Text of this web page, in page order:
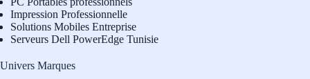
Impression Professionnelle
Solutions Mobiles Entreprise
Serveurs Dell PowerEdge Tunisie
Univers Marques